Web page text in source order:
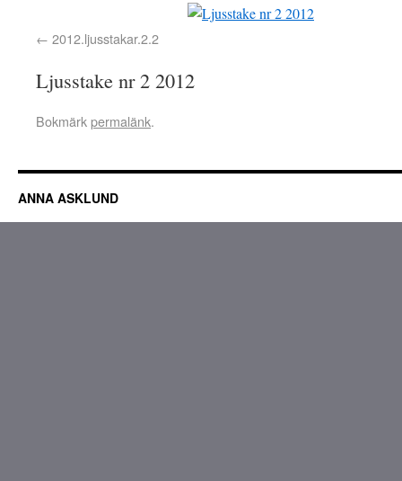
2012.ljusstakar.2.2
Ljusstake nr 2 2012
Bokmärkpermalänk.
ANNA ASKLUND